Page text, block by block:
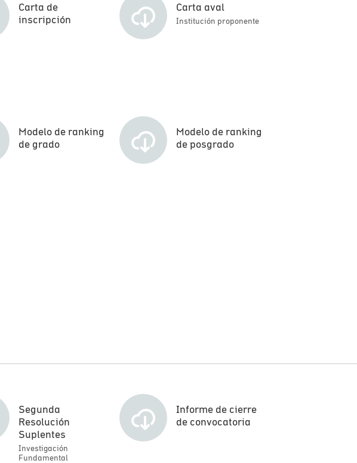
Carta de
inscripción
Carta aval
Institución proponente
Modelo de ranking
de grado
Modelo de ranking
de posgrado
Segunda
Resolución
Suplentes
Investigación
Fundamental
Informe de cierre
de convocatoria